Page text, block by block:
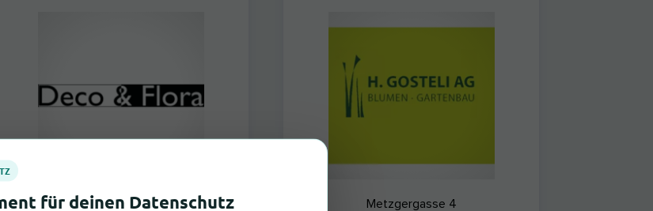
Neue Bahnhofstrasse 144
Metzgergasse 4